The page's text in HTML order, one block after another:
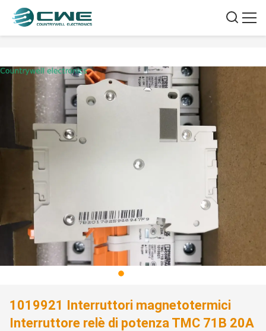
1019921 Interruttori magnetotermici
Interruttore relè di potenza TMC 71B 20A